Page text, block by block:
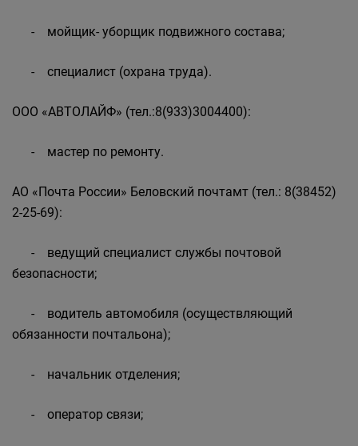
- мойщик- уборщик подвижного состава;
- специалист (охрана труда).
ООО «АВТОЛАЙФ» (тел.:8(933)3004400):
- мастер по ремонту.
АО «Почта России» Беловский почтамт (тел.: 8(38452)
2-25-69):
- ведущий специалист службы почтовой
безопасности;
- водитель автомобиля (осуществляющий
обязанности почтальона);
- начальник отделения;
- оператор связи;